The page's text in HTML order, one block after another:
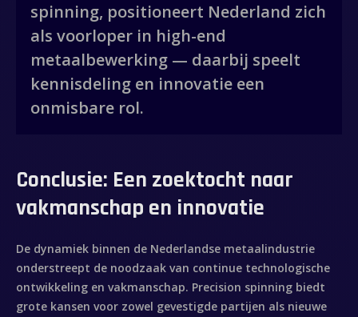
spinning, positioneert Nederland zich
als voorloper in high-end
metaalbewerking — daarbij speelt
kennisdeling en innovatie een
onmisbare rol.
Conclusie: Een zoektocht naar
vakmanschap en innovatie
De dynamiek binnen de Nederlandse metaalindustrie
onderstreept de noodzaak van continue technologische
ontwikkeling en vakmanschap. Precision spinning biedt
grote kansen voor zowel gevestigde partijen als nieuwe